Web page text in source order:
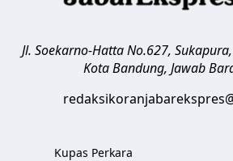
Jl. Soekarno-Hatta No.627,
Kota Bandung, Jawab
Kupas Perkara